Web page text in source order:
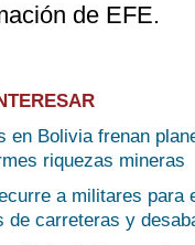
de EFE.
en Bolivia frenan
riquezas mineras
a militares para
de carreteras y